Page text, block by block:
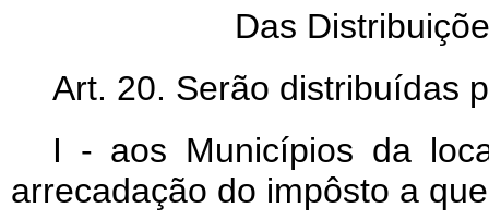
Das
Art. 20. Serão distribuídas
I - aos Municípios da
arrecadação do impôsto a